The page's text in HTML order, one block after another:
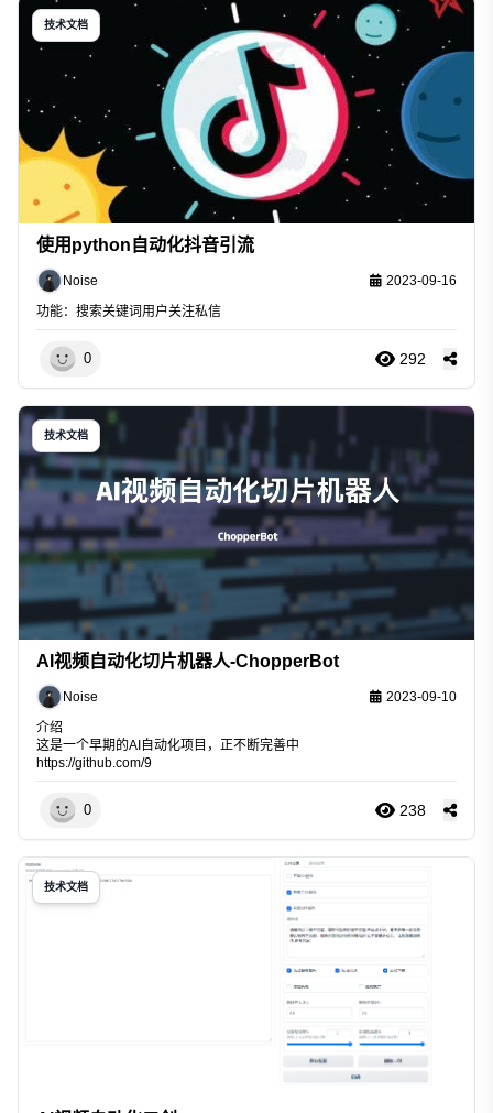
技术文档
使用python自动化抖音引流
Noise
2023-09-16
功能：搜索关键词用户关注私信
0 292
技术文档
AI视频自动化切片机器人-ChopperBot
Noise
2023-09-10
介绍
这是一个早期的AI自动化项目，正不断完善中
https://github.com/9
0 238
技术文档